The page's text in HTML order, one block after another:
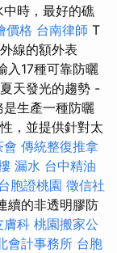
時，最好的礁
價格 台南律師 T
線的額外表
入17種可靠防曬
天發光的趨勢 -
生產一種防曬
，並提供針對太
會 傳統整復推拿
漏水 台中精油
胞證桃園 徵信社
續的非透明膠防
膚科 桃園搬家公
會計事務所 台胞